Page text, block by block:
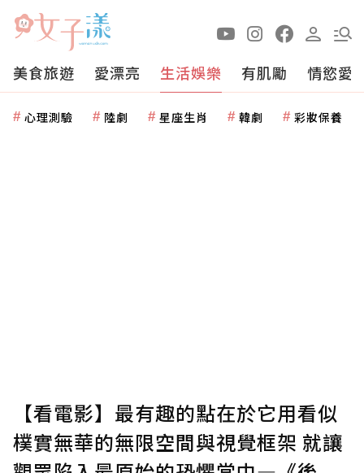
美食旅遊 愛漂亮 生活娛樂 有肌勵 情慾愛
心理測驗 陸劇 星座生肖 韓劇 彩妝保養
【看電影】最有趣的點在於它用看似
樸實無華的無限空間與視覺框架 就讓